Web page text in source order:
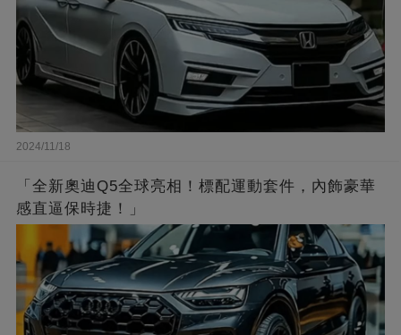
2024/11/18
「全新奧迪Q5全球亮相！標配運動套件，內飾豪華
感直逼保時捷！」